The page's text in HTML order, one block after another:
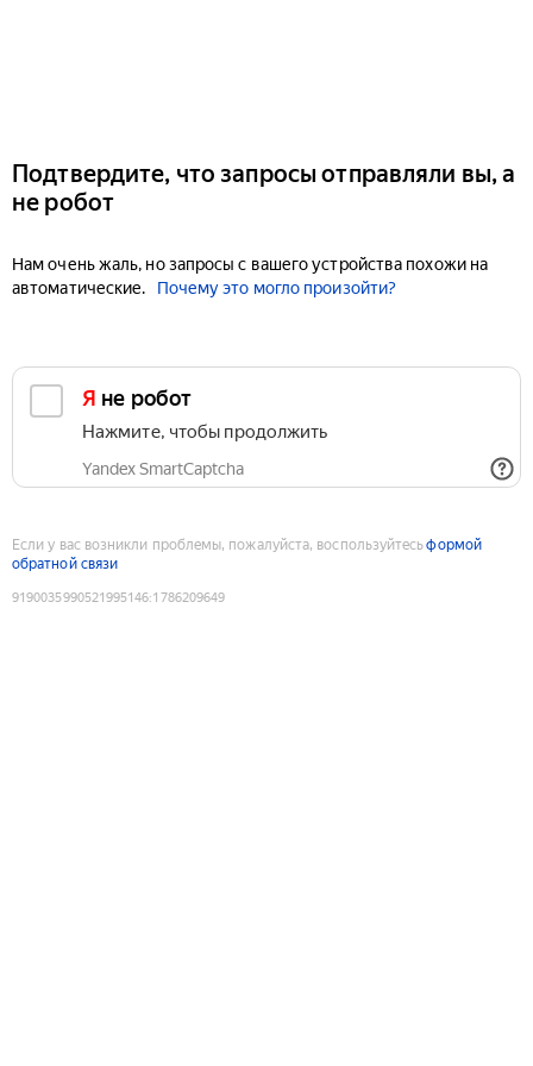
Подтвердите, что запросы отправляли вы, а
не робот
Нам очень жаль, но запросы с вашего устройства похожи на
автоматические.
Почему это могло произойти?
Я не робот
Нажмите, чтобы продолжить
Yandex SmartCaptcha
Если у вас возникли проблемы, пожалуйста, воспользуйтесьформой
обратной связи
9190035990521995146:1786209649